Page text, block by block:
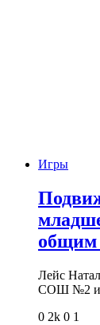
Игры
общим
Лейс
СОШ №2
0 2k 0 1